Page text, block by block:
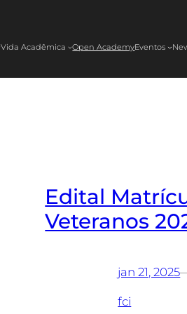
Vida Acadêmica Open AcademyEventos
Edital
Veteranos
jan 21, 2025
fci